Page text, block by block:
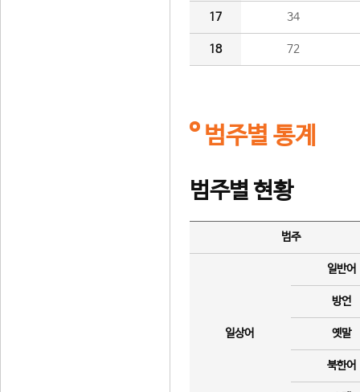
17 34
18 72
범주별 통계
범주별 현황
범주
일상어
일반어
방언
옛말
북한어